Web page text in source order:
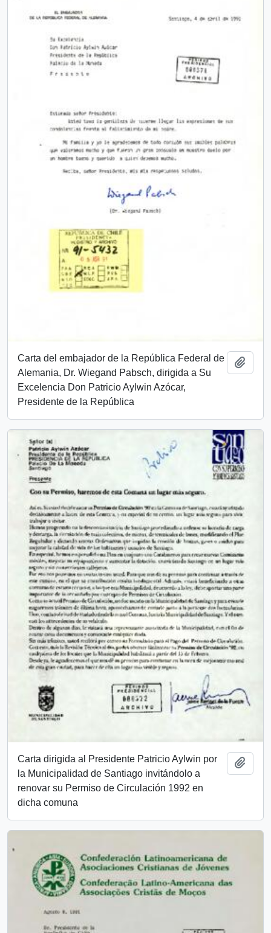
Carta del embajador de la República Federal de
Alemania, Dr. Wiegand Pabsch, dirigida a Su
Excelencia Don Patricio Aylwin Azócar,
Presidente de la República
Carta dirigida al Presidente Patricio Aylwin por
la Municipalidad de Santiago invitándolo a
renovar su Permiso de Circulación 1992 en
dicha comuna